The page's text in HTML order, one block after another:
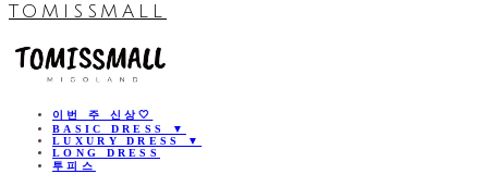
TOMISSMALL
이번 주 신상🤍
BASIC DRESS ▼
LUXURY DRESS ▼
LONG DRESS
투피스